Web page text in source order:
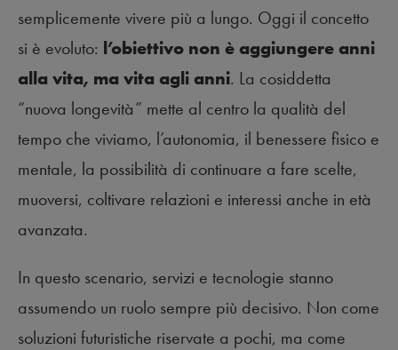
semplicemente vivere più a lungo. Oggi il concetto
si è evoluto: l’obiettivo non è aggiungere anni
alla vita, ma vita agli anni. La cosiddetta
“nuova longevità” mette al centro la qualità del
tempo che viviamo, l’autonomia, il benessere fisico e
mentale, la possibilità di continuare a fare scelte,
muoversi, coltivare relazioni e interessi anche in età
avanzata.
In questo scenario, servizi e tecnologie stanno
assumendo un ruolo sempre più decisivo. Non come
soluzioni futuristiche riservate a pochi, ma come